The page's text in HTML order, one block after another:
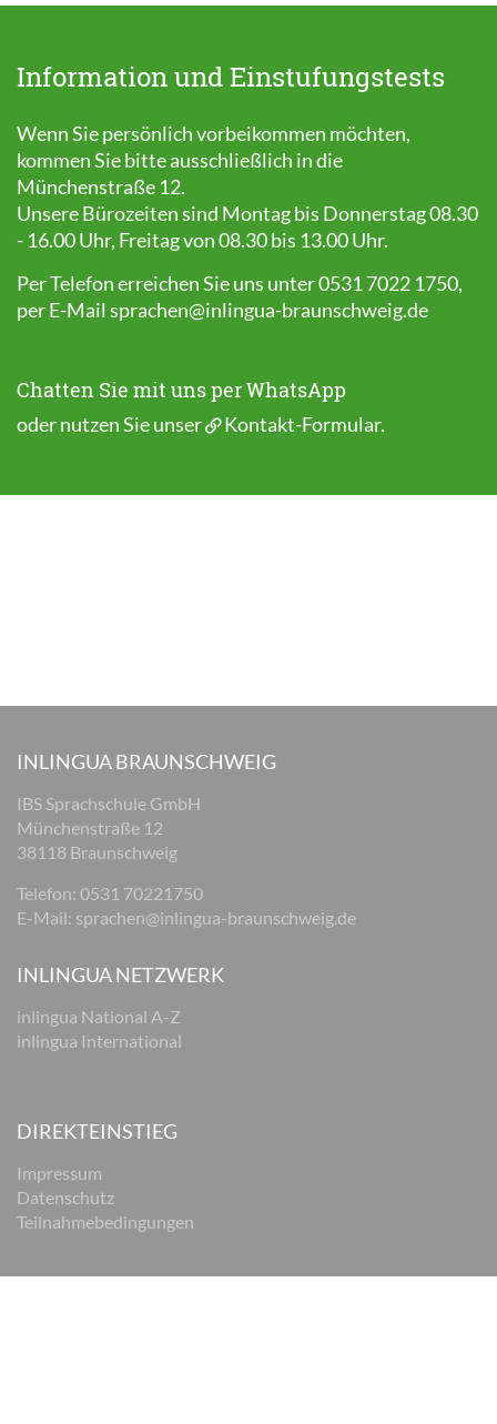
Information und Einstufungstests
Wenn Sie persönlich vorbeikommen möchten,
kommen Sie bitte ausschließlich in die
Münchenstraße 12.
Unsere Bürozeiten sind Montag bis Donnerstag 08.30
- 16.00 Uhr, Freitag von 08.30 bis 13.00 Uhr.
Per Telefon erreichen Sie uns unter 0531 7022 1750,
per E-Mail sprachen@inlingua-braunschweig.de
Chatten Sie mit uns per WhatsApp
oder nutzen Sie unser Kontakt-Formular.
INLINGUA BRAUNSCHWEIG
IBS Sprachschule GmbH
Münchenstraße 12
38118 Braunschweig
Telefon: 0531 70221750
E-Mail: sprachen@inlingua-braunschweig.de
INLINGUA NETZWERK
inlingua National A-Z
inlingua International
DIREKTEINSTIEG
Impressum
Datenschutz
Teilnahmebedingungen